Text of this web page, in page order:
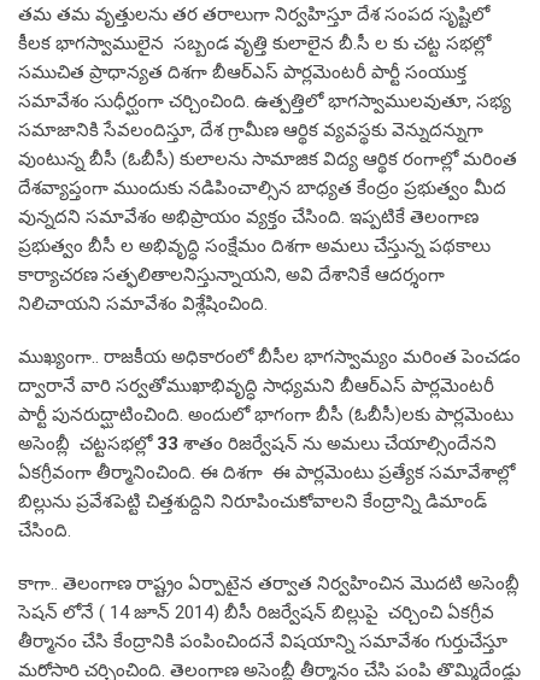
తమ తమ వృత్తులను తర తరాలుగా నిర్వహిస్తూ దేశ సంపద సృష్టిలో
కీలక భాగస్వాములైన సబ్బండ వృత్తి కులాలైన బీ.సీ ల కు చట్ట సభల్లో
సముచిత ప్రాధాన్యత దిశగా బీఆర్ఎస్ పార్లమెంటరీ పార్టీ సంయుక్త
సమావేశం సుధీర్ఘంగా చర్చించింది. ఉత్పత్తిలో భాగస్వాములవుతూ, సభ్య
సమాజానికి సేవలందిస్తూ, దేశ గ్రామీణ ఆర్థిక వ్యవస్థకు వెన్నుదన్నుగా
వుంటున్న బీసీ (ఓబీసీ) కులాలను సామాజిక విద్య ఆర్థిక రంగాల్లో మరింత
దేశవ్యాప్తంగా ముందుకు నడిపించాల్సిన బాధ్యత కేంద్రం ప్రభుత్వం మీద
వున్నదని సమావేశం అభిప్రాయం వ్యక్తం చేసింది. ఇప్పటికే తెలంగాణ
ప్రభుత్వం బీసీ ల అభివృద్ధి సంక్షేమం దిశగా అమలు చేస్తున్న పథకాలు
కార్యాచరణ సత్ఫలితాలనిస్తున్నాయని, అవి దేశానికే ఆదర్శంగా
నిలిచాయని సమావేశం విశ్లేషించింది.
ముఖ్యంగా.. రాజకీయ అధికారంలో బీసీల భాగస్వామ్యం మరింత పెంచడం
ద్వారానే వారి సర్వతోముఖాభివృద్ధి సాధ్యమని బీఆర్ఎస్ పార్లమెంటరీ
పార్టీ పునరుద్ఘాటించింది. అందులో భాగంగా బీసీ (ఓబీసీ)లకు పార్లమెంటు
అసెంబ్లీ చట్టసభల్లో 33 శాతం రిజర్వేషన్ ను అమలు చేయాల్సిందేనని
ఏకగ్రీవంగా తీర్మానించింది. ఈ దిశగా ఈ పార్లమెంటు ప్రత్యేక సమావేశాల్లో
బిల్లును ప్రవేశపెట్టి చిత్తశుద్దిని నిరూపించుకోవాలని కేంద్రాన్ని డిమాండ్
చేసింది.
కాగా.. తెలంగాణ రాష్ట్రం ఏర్పాటైన తర్వాత నిర్వహించిన మొదటి అసెంబ్లీ
సెషన్ లోనే ( 14 జూన్ 2014) బీసీ రిజర్వేషన్ బిల్లుపై చర్చించి ఏకగ్రీవ
తీర్మానం చేసి కేంద్రానికి పంపించిందనే విషయాన్ని సమావేశం గుర్తుచేస్తూ
మరోసారి చర్చించింది. తెలంగాణ అసెంబ్లీ తీర్మానం చేసి పంపి తొమ్మిదేండ్లు